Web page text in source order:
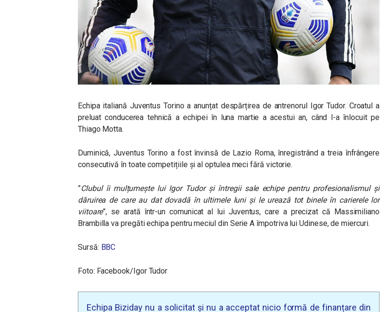
Echipa italiană Juventus Torino a anunțat despărțirea de antrenorul Igor Tudor. Croatul a
preluat conducerea tehnică a echipei în luna martie a acestui an, când l-a înlocuit pe
Thiago Motta.
Duminică, Juventus Torino a fost învinsă de Lazio Roma, înregistrând a treia înfrângere
consecutivă în toate competițiile și al optulea meci fără victorie.
”Clubul îi mulțumește lui Igor Tudor și întregii sale echipe pentru profesionalismul și
dăruirea de care au dat dovadă în ultimele luni și le urează tot binele în carierele lor
viitoare”, se arată într-un comunicat al lui Juventus, care a precizat că Massimiliano
Brambilla va pregăti echipa pentru meciul din Serie A împotriva lui Udinese, de miercuri.
Sursă: BBC
Foto: Facebook/Igor Tudor
Echipa Biziday nu a solicitat și nu a acceptat nicio formă de finanțare din